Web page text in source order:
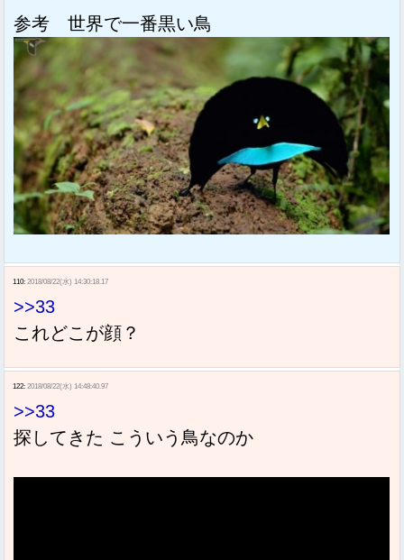
参考 世界で一番黒い鳥
110: 2018/08/22(水) 14:30:18.17
>>33
これどこが顔？
122: 2018/08/22(水) 14:48:40.97
>>33
探してきた こういう鳥なのか